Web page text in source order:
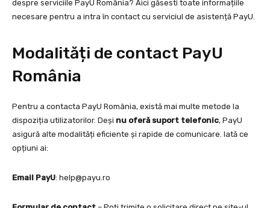
despre serviciile PayU România? Aici găsesti toate informațiile
necesare pentru a intra în contact cu serviciul de asistență PayU.
Modalități de contact PayU
România
Pentru a contacta PayU România, există mai multe metode la
dispoziția utilizatorilor. Deși nu oferă suport telefonic, PayU
asigură alte modalități eficiente și rapide de comunicare. Iată ce
opțiuni ai:
Email PayU: help@payu.ro